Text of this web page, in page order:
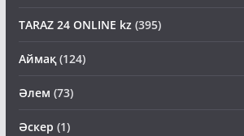
TARAZ 24 ONLINE kz(395)
Аймақ(124)
Әлем (73)
Әскер (1)